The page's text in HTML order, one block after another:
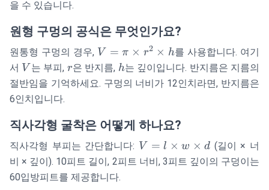
h
d
을 수 있습니다.
원형 구멍의 공식은 무엇인가요?
원통형 구멍의 경우, V =
\pi
\times
r^2
h
V = π × r2 × h를 사용합니다. 여기
서 V
V 는 부피, r
r은 반지름, h
h는 깊이입니다. 반지름은 지름의
절반임을 기억하세요. 구멍의 너비가 12인치라면, 반지름은
6인치입니다.
직사각형 굴착은 어떻게 하나요?
직사각형 부피는 간단합니다: V = l
\times
V = l × w × d (길이 × 너
비 × 깊이). 10피트 길이, 2피트 너비, 3피트 깊이의 구덩이는
60입방피트를 제공합니다.